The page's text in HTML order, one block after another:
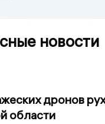
новости
дронов
области